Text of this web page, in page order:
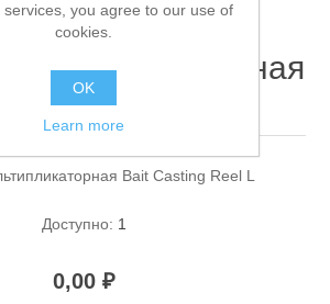
для лодок
Casting Reel L
Bait Casting Reel L
Доступно: 1
0,00 ₽
services, you agree to our use of
cookies.
OK
Learn more